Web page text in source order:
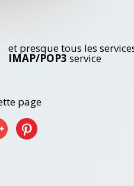
et presque tous les
IMAP/POP3 service
page